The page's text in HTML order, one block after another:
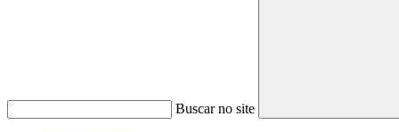
Buscar no site